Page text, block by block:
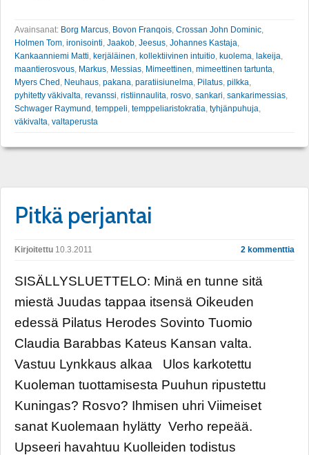
Avainsanat: Borg Marcus Bovon Franqois Crossan John Dominic
Holmen Tom ironisointi Jaakob Jeesus Johannes Kastaja
Kankaanniemi Matti kerjäläinen kollektiivinen intuitio kuolema lakeija
maantierosvous Markus Messias Mimeettinen mimeettinen tartunta
Myers Ched Neuhaus pakana paratiisiunelma Pilatus pilkka
pyhitetty väkivalta revanssi ristiinnaulita rosvo sankari sankarimessias
Schwager Raymund temppeli temppeliaristokratia tyhjänpuhuja
väkivalta valtaperusta
Pitkä perjantai
Kirjoitettu 10.3.2011 2 kommenttia
SISÄLLYSLUETTELO: Minä en tunne sitä
miestä Juudas tappaa itsensä Oikeuden
edessä Pilatus Herodes Sovinto Tuomio
Claudia Barabbas Kateus Kansan valta.
Vastuu Lynkkaus alkaa Ulos karkotettu
Kuoleman tuottamisesta Puuhun ripustettu
Kuningas? Rosvo? Ihmisen uhri Viimeiset
sanat Kuolemaan hylätty Verho repeää.
Upseeri havahtuu Kuolleiden todistus